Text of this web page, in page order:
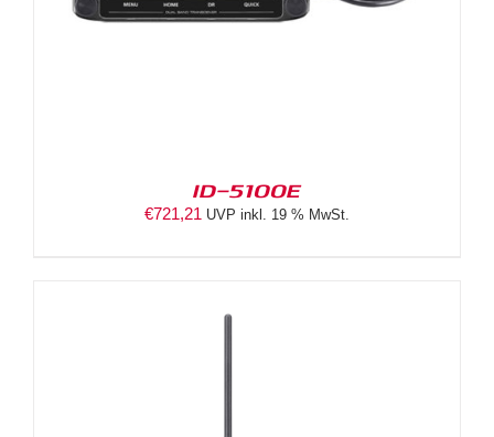
ID-5100E
€721,21 UVP inkl. 19 % MwSt.